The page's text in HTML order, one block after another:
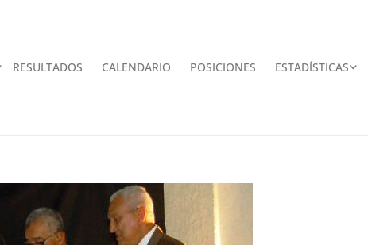
RESULTADOS CALENDARIO POSICIONES ESTADÍSTICAS